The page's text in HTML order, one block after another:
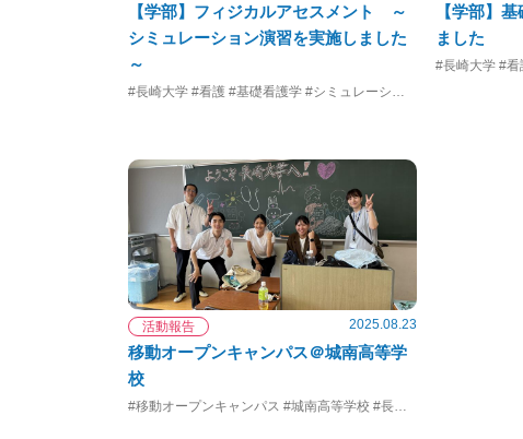
【学部】フィジカルアセスメント ～
シミュレーション演習を実施しました
～
【学部】
ました
#長崎大学 #
活動報告 2025.08.23
移動オープンキャンパス＠城南高等学
校
#移動オープンキャンパス #城南高等学校 #長崎大学 #看護